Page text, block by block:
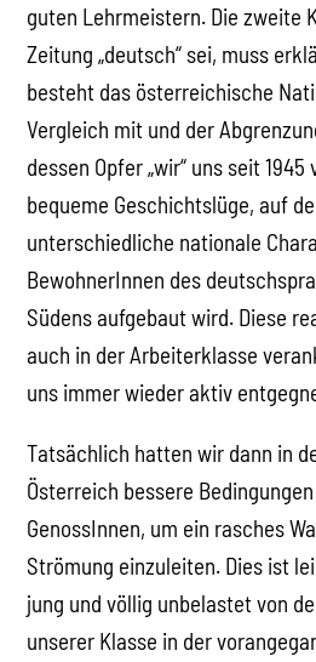
guten Lehrmeistern. Die zweite
Zeitung „deutsch“ sei, muss
besteht das österreichische
Vergleich mit und der
dessen Opfer „wir“ uns seit
bequeme Geschichtslüge, auf
unterschiedliche nationale
BewohnerInnen des
Südens aufgebaut wird. Diese
auch in der Arbeiterklasse
uns immer wieder aktiv
Tatsächlich hatten wir dann in
Österreich bessere
GenossInnen, um ein rasches
Strömung einzuleiten. Dies ist
jung und völlig unbelastet von
unserer Klasse in der